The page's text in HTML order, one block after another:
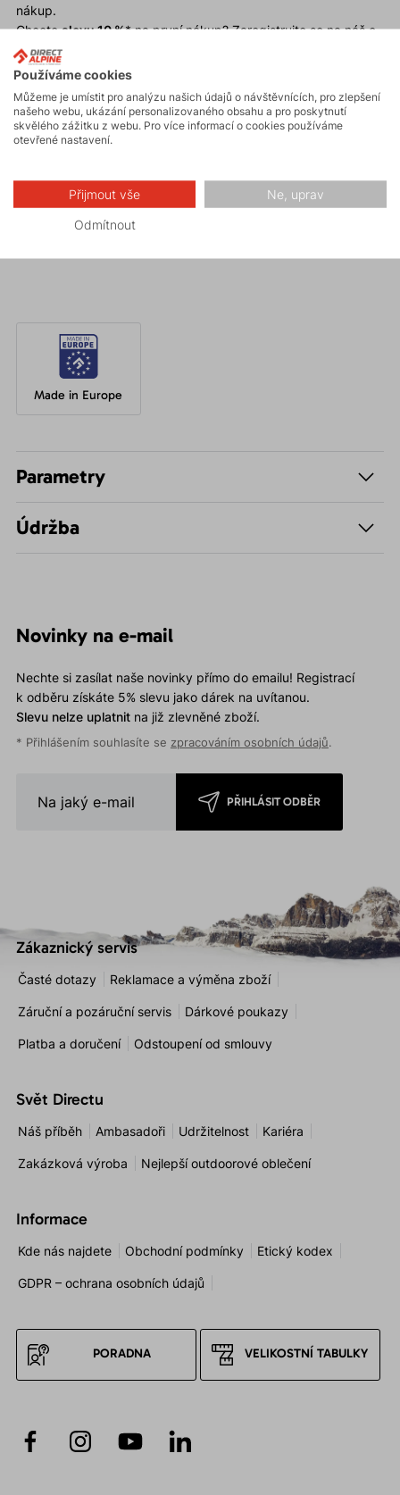
nákup.
Chceteslevu 10 %* na první nákup?Zaregistrujte se na náš e-
shop.
Slevu nelze uplatnit
* Sleva je podmíněna schválením odběru novinek při registraci.
Funkční čepice
pod helmu pro široké spektrum zimních nebo
horských aktivit jako skialpinismus, běžecké lyžování,
Made in Europe
Parametry
Údržba
Novinky na e-mail
Nechte si zasílat naše novinky přímo do emailu! Registrací
k odběru získáte 5% slevu jako dárek na uvítanou.
Slevu nelze uplatnitna již zlevněné zboží.
* Přihlášením souhlasíte se zpracováním osobních údajů.
PŘIHLÁSIT ODBĚR
Zákaznický servis
Časté dotazy Reklamace a výměna zboží
Záruční a pozáruční servis Dárkové poukazy
Platba a doručení Odstoupení od smlouvy
Svět Directu
Náš příběh Ambasadoři Udržitelnost Kariéra
Zakázková výroba Nejlepší outdoorové oblečení
Informace
Kde nás najdete Obchodní podmínky Etický kodex
GDPR – ochrana osobních údajů
PORADNA VELIKOSTNÍ TABULKY
Používáme cookies
Můžeme je umístit pro analýzu našich údajů o návštěvnících, pro zlepšení
našeho webu, ukázání personalizovaného obsahu a pro poskytnutí
skvělého zážitku z webu. Pro více informací o cookies používáme
otevřené nastavení.
Přijmout vše Ne, uprav
Odmítnout